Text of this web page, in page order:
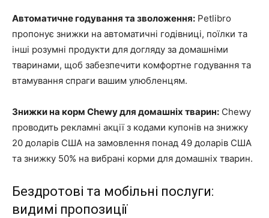
Автоматичне годування та зволоження: Petlibro
пропонує знижки на автоматичні годівниці, поїлки та
інші розумні продукти для догляду за домашніми
тваринами, щоб забезпечити комфортне годування та
втамування спраги вашим улюбленцям.
Знижки на корм Chewy для домашніх тварин: Chewy
проводить рекламні акції з кодами купонів на знижку
20 доларів США на замовлення понад 49 доларів США
та знижку 50% на вибрані корми для домашніх тварин.
Бездротові та мобільні послуги:
видимі пропозиції